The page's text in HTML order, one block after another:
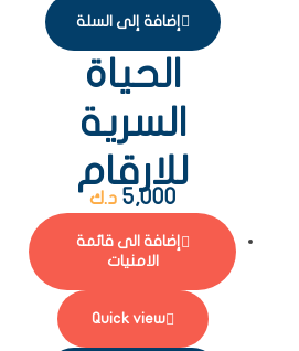
إضافة إلى السلة
الحياة
السرية
للارقام
5,000 د.ك
إضافة الى قائمة
الامنيات
Quick view